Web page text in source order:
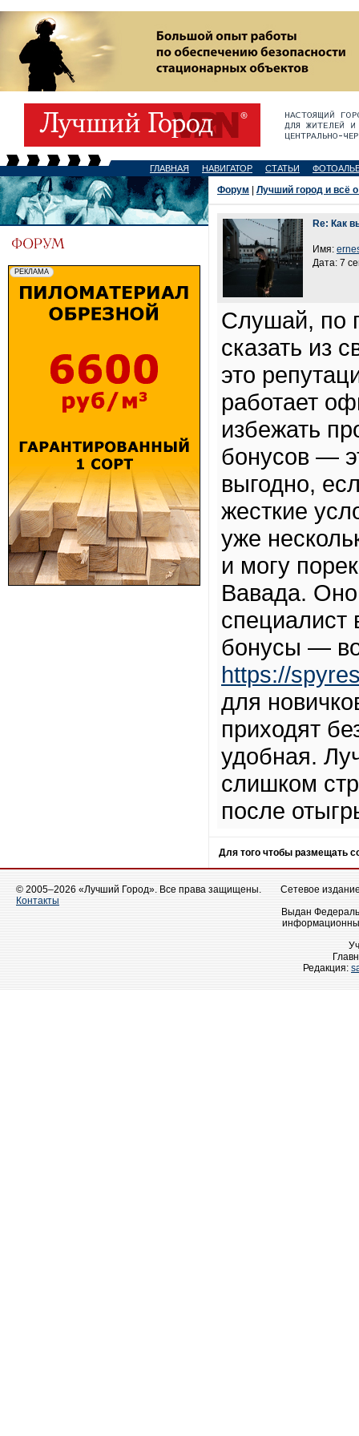
ГЛАВНАЯ НАВИГАТОР СТАТЬИ
Форум Лучший город и всё
Re: Как
Имя:
Дата: 7
Слушай, по
сказать из
это
работает
избежать
бонусов —
выгодно,
жесткие
уже
и могу
Вавада.
специалист
бонусы —
https://
для
приходят
удобная.
слишком
после
Для того чтобы размещать
© 2005–2026 «Лучший Город». Все права защищены.
Контакты
Сетевое
Выдан
Редакция: